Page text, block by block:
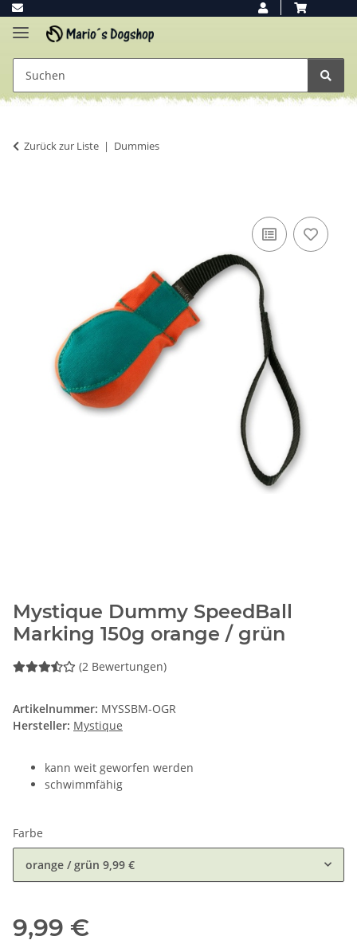
Zurück zur Liste Dummies
Mystique Dummy SpeedBall
Marking 150g orange / grün
(2 Bewertungen)
Artikelnummer: MYSSBM-OGR
Hersteller: Mystique
kann weit geworfen werden
schwimmfähig
Farbe
orange / grün 9,99 €
9,99 €